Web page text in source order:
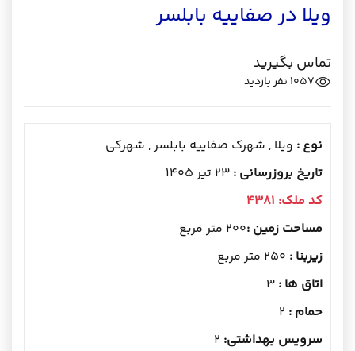
ویلا در صفاییه بابلسر
تماس بگیرید
1057 نفر بازدید
نوع : ویلا , شهرک صفاییه بابلسر , شهرکی
تاریخ بروزرسانی : 23 تیر 1405
کد ملک:
مساحت زمین :200 متر مربع
زیربنا : 250 متر مربع
اتاق ها : 3
حمام : 2
سرویس بهداشتی: 2